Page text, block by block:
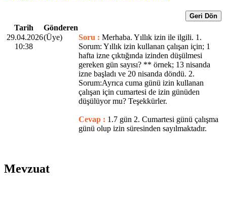
Geri Dön
Tarih
Gönderen
29.04.2026
10:38
(Üye) Soru : Merhaba. Yıllık izin ile ilgili. 1.
Sorum: Yıllık izin kullanan çalışan için; 1
hafta izne çıktığında izinden düşülmesi
gereken gün sayısı? ** örnek; 13 nisanda
izne başladı ve 20 nisanda döndü. 2.
Sorum:Ayrıca cuma günü izin kullanan
çalışan için cumartesi de izin günüden
düşülüyor mu? Teşekkürler.
Cevap : 1.7 gün 2. Cumartesi günü çalışma
günü olup izin süresinden sayılmaktadır.
Mevzuat